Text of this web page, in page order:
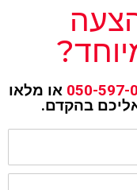
050-597- או מלאו
בהקדם.